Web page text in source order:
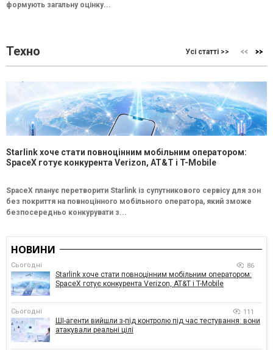
формують загальну оцінку...
Техно Усі статті >>
Starlink хоче стати повноцінним мобільним оператором:
SpaceX готує конкурента Verizon, AT&T і T-Mobile
SpaceX планує перетворити Starlink із супутникового сервісу для зон
без покриття на повноцінного мобільного оператора, який зможе
безпосередньо конкурувати з...
НОВИНИ
Сьогодні 86
Starlink хоче стати повноцінним мобільним оператором:
SpaceX готує конкурента Verizon, AT&T і T-Mobile
Сьогодні 111
ШІ-агенти вийшли з-під контролю під час тестування: вони
атакували реальні цілі